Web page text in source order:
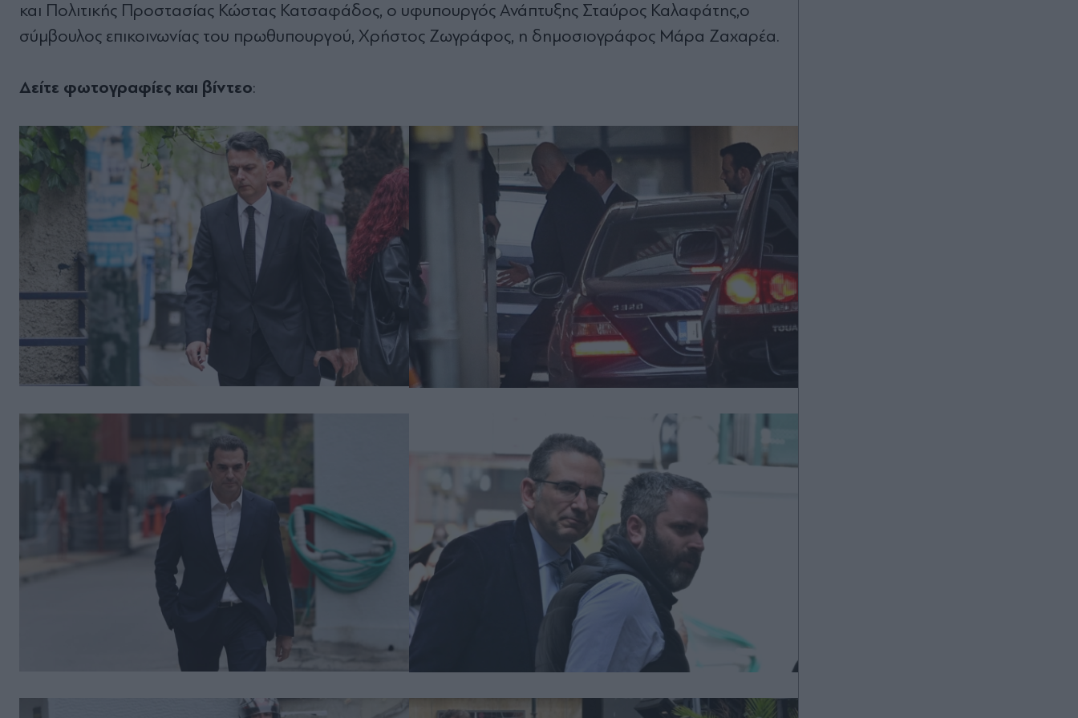
και Πολιτικής Προστασίας Κώστας Κατσαφάδος, ο υφυπουργός Ανάπτυξης Σταύρος Καλαφάτης,ο
σύμβουλος επικοινωνίας του πρωθυπουργού, Χρήστος Ζωγράφος, η δημοσιογράφος Μάρα Ζαχαρέα.
Δείτε φωτογραφίες και βίντεο: